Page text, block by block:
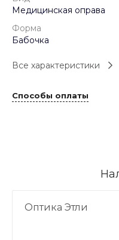
Медицинская оправа
Форма
Бабочка
Все характеристики
Способы оплаты
Оптика Этли